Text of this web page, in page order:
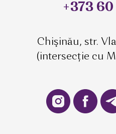
+373
Chişinău, str.
(intersecție cu